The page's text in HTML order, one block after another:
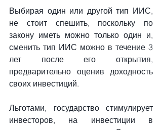
Выбирая один или другой тип ИИС,
не стоит спешить, поскольку по
закону иметь можно только один и,
сменить тип ИИС можно в течение 3
лет после его открытия,
предварительно оценив доходность
своих инвестиций.
Льготами, государство стимулирует
инвесторов, на инвестиции в